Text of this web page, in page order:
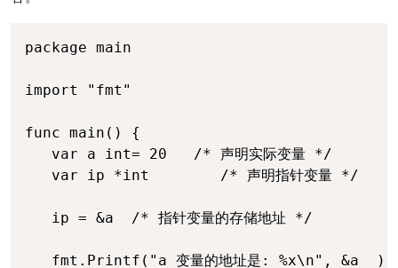
package main
import "fmt"
func main() {
   var a int= 20   /* 声明实际变量 */
   var ip *int        /* 声明指针变量 */
   ip = &a  /* 指针变量的存储地址 */
   fmt.Printf("a 变量的地址是: %x\n", &a  )